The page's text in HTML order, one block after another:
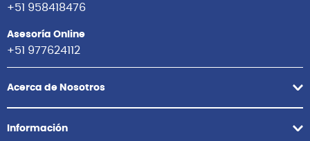
+51 958418476
Asesoría Online
+51 977624112
Acerca de Nosotros
Información